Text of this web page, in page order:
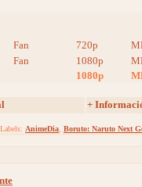
Fan 720p
Fan 1080p
1080p
+
Labels: AnimeDia Boruto: Naruto Next